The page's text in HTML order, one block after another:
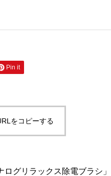
Pin it
をコピーする
ログリラックス除電ブラシ」